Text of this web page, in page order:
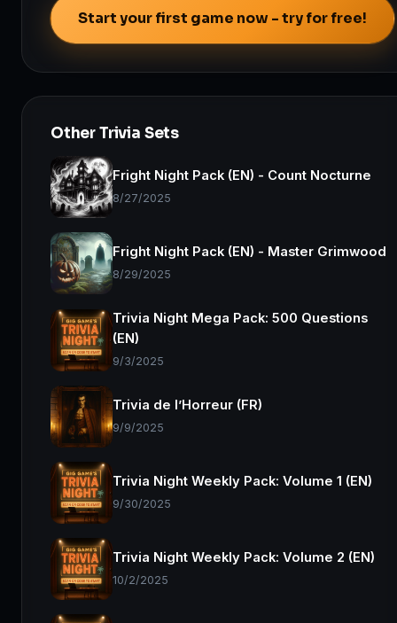
Start your first game now - try for free!
Other Trivia Sets
Fright Night Pack (EN) - Count Nocturne
8/27/2025
Fright Night Pack (EN) - Master Grimwood
8/29/2025
Trivia Night Mega Pack: 500 Questions
(EN)
9/3/2025
Trivia de l’Horreur (FR)
9/9/2025
Trivia Night Weekly Pack: Volume 1 (EN)
9/30/2025
Trivia Night Weekly Pack: Volume 2 (EN)
10/2/2025